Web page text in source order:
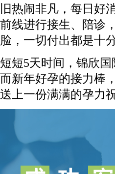
旧热闹非凡，每日好
前线进行接生、陪诊
脸，一切付出都是十
短短5天时间，锦欣
而新年好孕的接力棒
送上一份满满的孕力